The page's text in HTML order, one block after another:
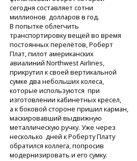
сегодня составляет сотни
миллионов долларов в год.
В попытке облегчить
транспортировку вещей во время
постоянных перелётов, Роберт
Плат, пилот американских
авиалиний Northwest Airlines,
прикрутил к своей вертикальной
сумке два небольших колеса,
которые используются при
изготовлении кабинетных кресел,
а к боковой стороне пришил карман,
маскировавший выдвижную
металлическую ручку. Уже через
несколько дней к Роберту Плату
обратился коллега, попросив
модернизировать и его сумку.